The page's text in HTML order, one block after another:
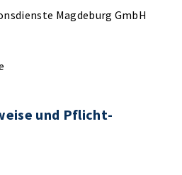
Magdeburg GmbH
und Pflicht­